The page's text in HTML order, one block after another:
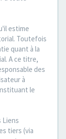
estime
Toutefois
quant à la
A ce titre,
des
à
le
Liens
tiers (via